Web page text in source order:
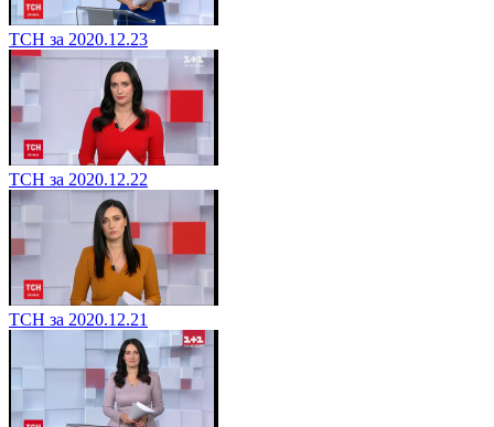
ТСН за 2020.12.23
ТСН за 2020.12.22
ТСН за 2020.12.21